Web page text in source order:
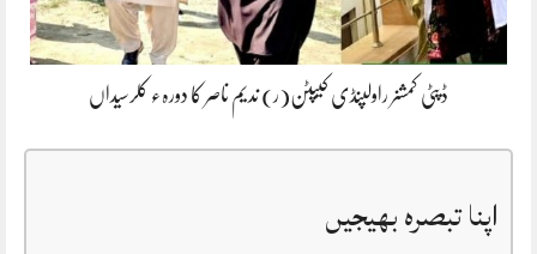
ڈپٹی کمشنر راولپنڈی کیپٹن(ر) ندیم ناصر کا دورہء کلرسیداں
اپنا تبصرہ بھیجیں